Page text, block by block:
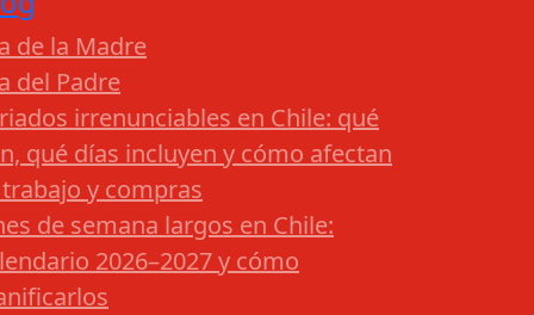
de la Madre
del Padre
irrenunciables en Chile: qué
qué días incluyen y cómo afectan
y compras
de semana largos en Chile:
2026–2027 y cómo